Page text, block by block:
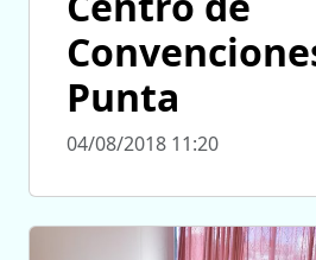
Punta
04/08/2018 11:20